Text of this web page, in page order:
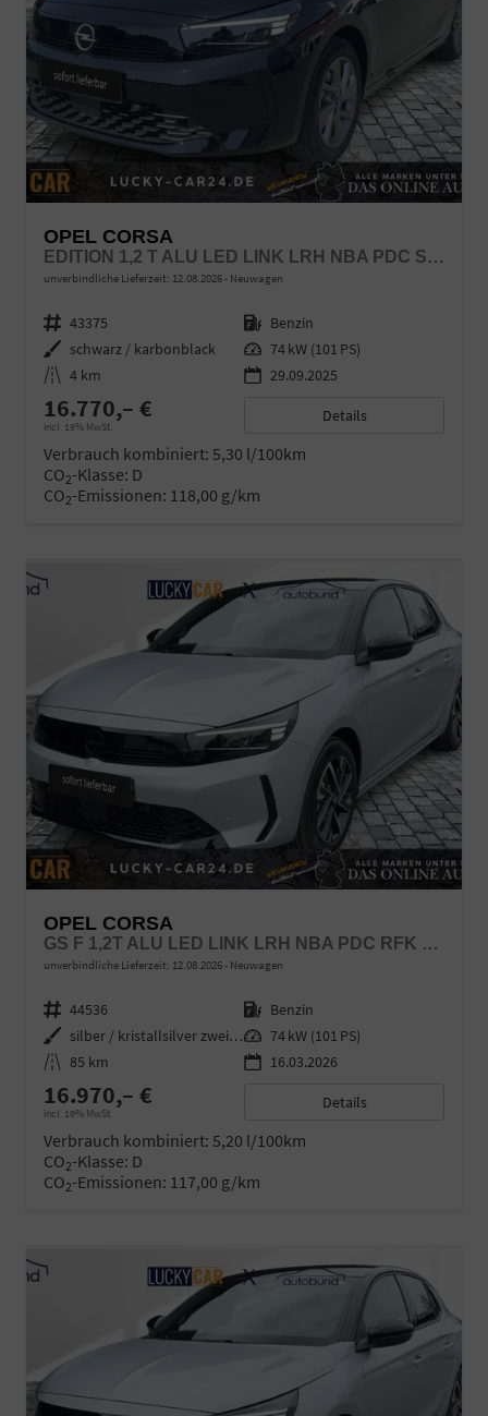
OPEL CORSA
EDITION 1,2 T ALU LED LINK LRH NBA PDC SHA SHZ
unverbindliche Lieferzeit: 12.08.2026 Neuwagen
Fahrzeugnr. 43375 Kraftstoff Benzin
Außenfarbe schwarz / karbonblack Leistung 74 kW (101 PS)
Kilometerstand 4 km 29.09.2025
16.770,– €
incl. 19% MwSt.
Details
Verbrauch kombiniert: 5,30 l/100km
CO2-Klasse: D
CO2-Emissionen: 118,00 g/km
OPEL CORSA
GS F 1,2T ALU LED LINK LRH NBA PDC RFK SHA SHZ
unverbindliche Lieferzeit: 12.08.2026 Neuwagen
Fahrzeugnr. 44536 Kraftstoff Benzin
Außenfarbe
silber / kristallsilver zweifarb Leistung 74 kW (101 PS)
Kilometerstand 85 km 16.03.2026
16.970,– €
incl. 19% MwSt.
Details
Verbrauch kombiniert: 5,20 l/100km
CO2-Klasse: D
CO2-Emissionen: 117,00 g/km